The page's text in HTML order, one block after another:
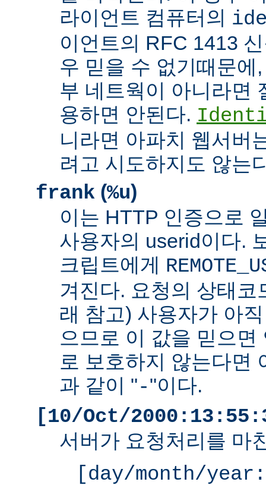
라이언트 컴퓨터의
이언트의 RFC 1413
우 믿을 수 없기때문에
부 네트웍이 아니라면
용하면 안된다.
니라면 아파치 웹서버
려고 시도하지도 않는
frank (%u)
이는 HTTP 인증으로
사용자의 userid이다.
크립트에게
겨진다. 요청의 상태코
래 참고) 사용자가 아
으므로 이 값을 믿으면
로 보호하지 않는다면
과 같이 "-"이다.
[10/Oct/
서버가 요청처리를 마
[day/month/